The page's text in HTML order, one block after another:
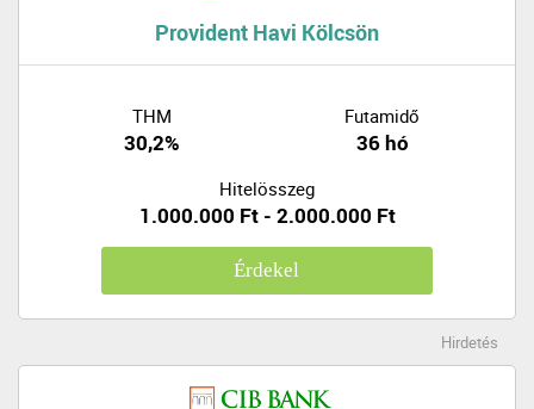
Provident Havi Kölcsön
THM
30,2%
Futamidő
36 hó
Hitelösszeg
1.000.000 Ft - 2.000.000 Ft
Érdekel
Hirdetés